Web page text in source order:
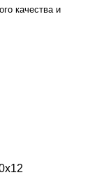
качества и